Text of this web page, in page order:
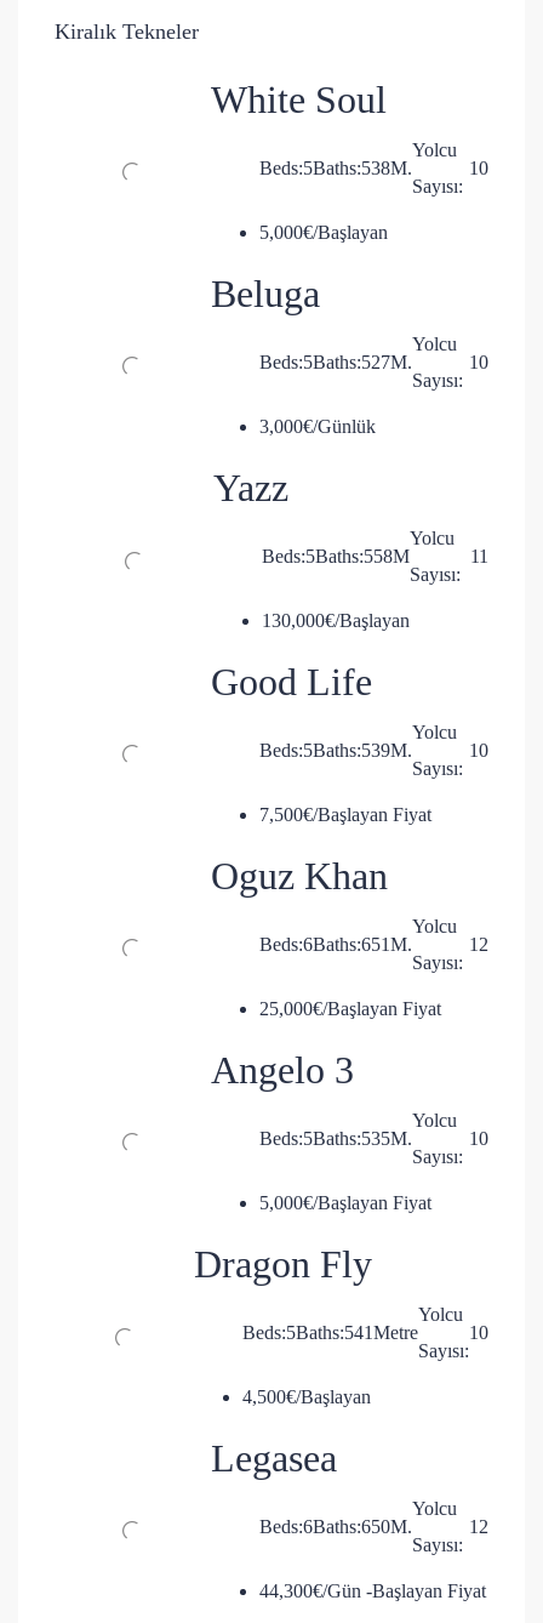
Kiralık Tekneler
White Soul
Beds:5Baths:538M.
Yolcu
Sayısı:
10
5,000€/Başlayan
Beluga
Beds:5Baths:527M.
Yolcu
Sayısı:
10
3,000€/Günlük
Yazz
Beds:5Baths:558M
Yolcu
Sayısı:
11
130,000€/Başlayan
Good Life
Beds:5Baths:539M.
Yolcu
Sayısı:
10
7,500€/Başlayan Fiyat
Oguz Khan
Beds:6Baths:651M.
Yolcu
Sayısı:
12
25,000€/Başlayan Fiyat
Angelo 3
Beds:5Baths:535M.
Yolcu
Sayısı:
10
5,000€/Başlayan Fiyat
Dragon Fly
Beds:5Baths:541Metre
Yolcu
Sayısı:
10
4,500€/Başlayan
Legasea
Beds:6Baths:650M.
Yolcu
Sayısı:
12
44,300€/Gün -Başlayan Fiyat